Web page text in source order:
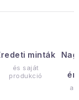
minták
és saját
produkció